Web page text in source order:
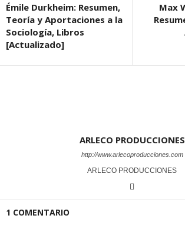
Émile Durkheim: Resumen,
Teoría y Aportaciones a la
Sociología, Libros
[Actualizado]
Max
ARLECO PRODUCCIONES
http://www.arlecoproducciones.com
ARLECO PRODUCCIONES
1 COMENTARIO